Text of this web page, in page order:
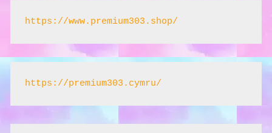
https://www.premium303.shop/
https://premium303.cymru/